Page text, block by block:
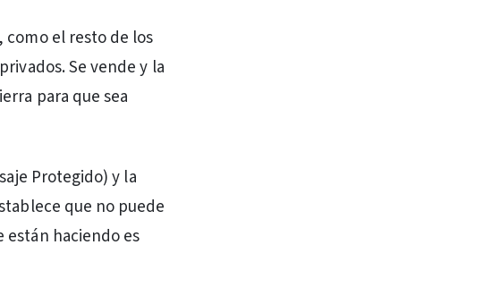
como el resto de los
Se vende y la
para que sea
Protegido) y la
que no puede
están haciendo es